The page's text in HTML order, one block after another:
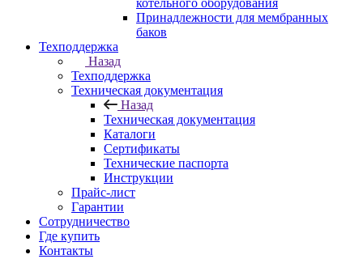
котельного оборудования
Принадлежности для мембранных
баков
Техподдержка
Назад
Техподдержка
Техническая документация
Назад
Техническая документация
Каталоги
Сертификаты
Технические паспорта
Инструкции
Прайс-лист
Гарантии
Сотрудничество
Где купить
Контакты